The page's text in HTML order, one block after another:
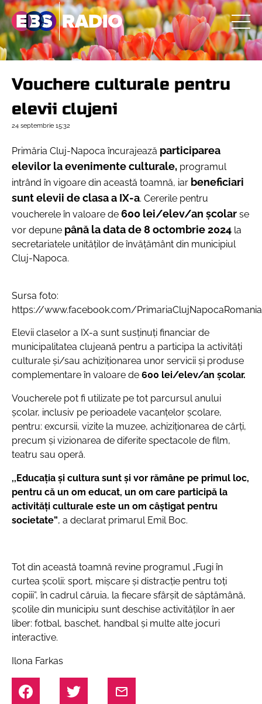
Vouchere culturale pentru
elevii clujeni
24 septembrie 15:32
Primăria Cluj-Napoca încurajează participarea
elevilor la evenimente culturale, programul
intrând în vigoare din această toamnă, iar beneficiari
sunt elevii de clasa a IX-a. Cererile pentru
voucherele în valoare de 600 lei/elev/an şcolar se
vor depune până la data de 8 octombrie 2024 la
secretariatele unităţilor de învăţământ din municipiul
Cluj-Napoca.
Sursa foto:
https://www.facebook.com/PrimariaClujNapocaRomania
Elevii claselor a IX-a sunt susţinuţi financiar de
municipalitatea clujeană pentru a participa la activități
culturale și/sau achiziționarea unor servicii și produse
complementare în valoare de 600 lei/elev/an școlar.
Voucherele pot fi utilizate pe tot parcursul anului
școlar, inclusiv pe perioadele vacanțelor școlare,
pentru: excursii, vizite la muzee, achiziționarea de cărți,
precum și vizionarea de diferite spectacole de film,
teatru sau operă.
,,Educația și cultura sunt și vor rămâne pe primul loc,
pentru că un om educat, un om care participă la
activități culturale este un om câștigat pentru
societate”, a declarat primarul Emil Boc.
Tot din această toamnă revine programul „Fugi în
curtea școlii: sport, mișcare și distracție pentru toți
copiii”, în cadrul căruia, la fiecare sfârşit de săptămână,
şcolile din municipiu sunt deschise activităţilor în aer
liber: fotbal, baschet, handbal și multe alte jocuri
interactive.
Ilona Farkas